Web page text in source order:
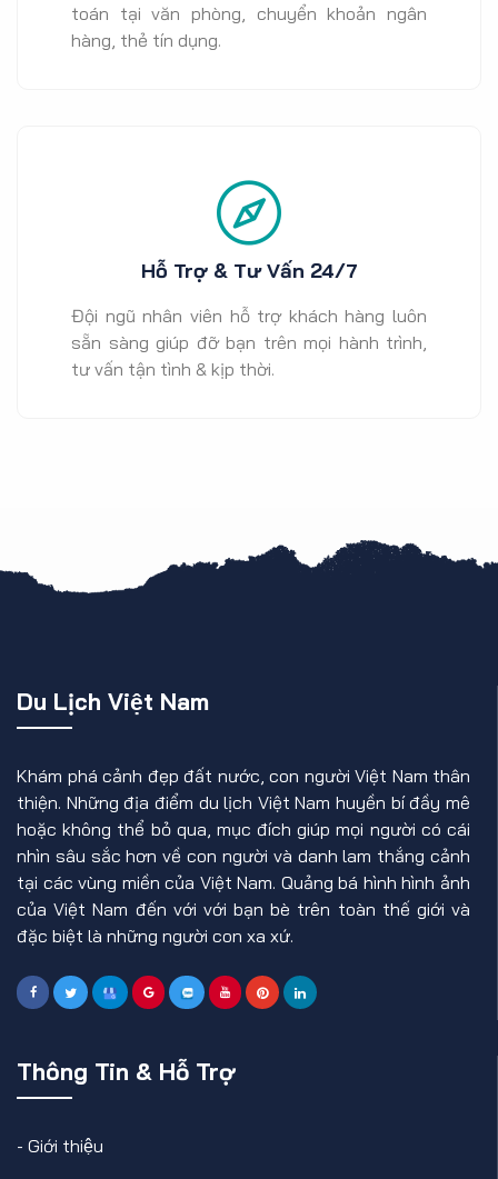
toán tại văn phòng, chuyển khoản ngân
hàng, thẻ tín dụng.
Hỗ Trợ & Tư Vấn 24/7
Đội ngũ nhân viên hỗ trợ khách hàng luôn
sẵn sàng giúp đỡ bạn trên mọi hành trình,
tư vấn tận tình & kịp thời.
Du Lịch Việt Nam
Khám phá cảnh đẹp đất nước, con người Việt Nam thân
thiện. Những địa điểm du lịch Việt Nam huyền bí đầy mê
hoặc không thể bỏ qua, mục đích giúp mọi người có cái
nhìn sâu sắc hơn về con người và danh lam thắng cảnh
tại các vùng miền của Việt Nam. Quảng bá hình hình ảnh
của Việt Nam đến với với bạn bè trên toàn thế giới và
đặc biệt là những người con xa xứ.
Thông Tin & Hỗ Trợ
- Giới thiệu